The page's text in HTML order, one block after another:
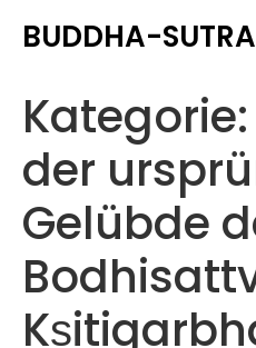
BUDDHA-SUTRA
Kategorie:
der
Gelübde